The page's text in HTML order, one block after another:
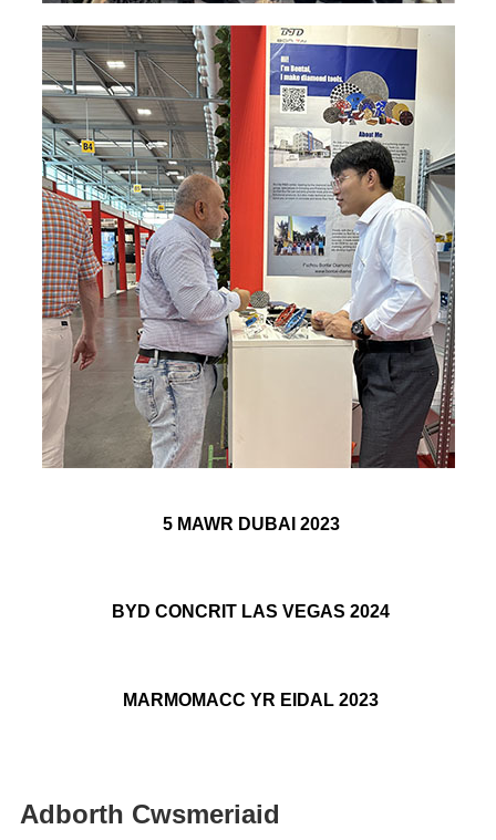
5 MAWR DUBAI 2023
BYD CONCRIT LAS VEGAS 2024
MARMOMACC YR EIDAL 2023
Adborth Cwsmeriaid